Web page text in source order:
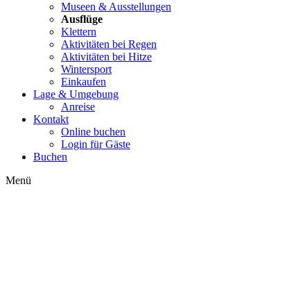
Museen & Ausstellungen
Ausflüge
Klettern
Aktivitäten bei Regen
Aktivitäten bei Hitze
Wintersport
Einkaufen
Lage & Umgebung
Anreise
Kontakt
Online buchen
Login für Gäste
Buchen
Menü